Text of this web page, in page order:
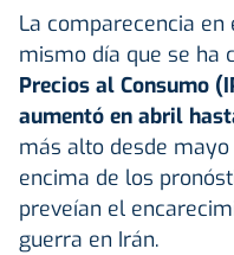
La comparecencia
mismo día que se ha
Precios al Consumo
aumentó en abril
más alto desde
encima de los
preveían el
guerra en Irán.